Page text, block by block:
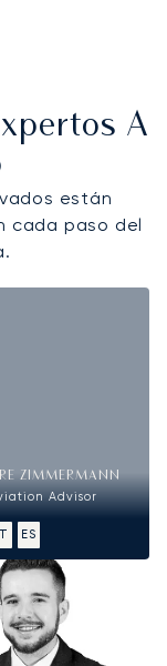
A
están
cada paso del
ZIMMERMANN
Advisor
IT ES